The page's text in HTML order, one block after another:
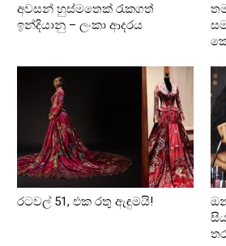
අවසන් හුස්මතෙක් රැකගත්
ඉන්දියානු – ලංකා ආදරය
රටවල් 51, එක රතු ඇඳුමයි!